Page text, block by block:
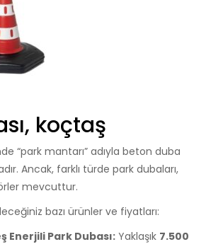
koçtaş
“park mantarı” adıyla beton duba
Ancak, farklı türde park dubaları,
mevcuttur.
bazı ürünler ve fiyatları:
Enerjili Park Dubası:Yaklaşık 7.500